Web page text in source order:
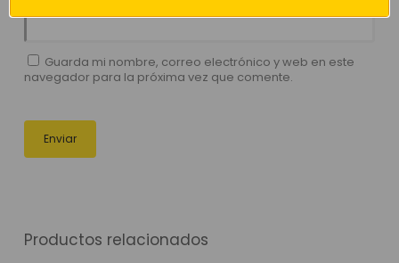
Guarda mi nombre, correo electrónico y web en este
navegador para la próxima vez que comente.
Productos relacionados